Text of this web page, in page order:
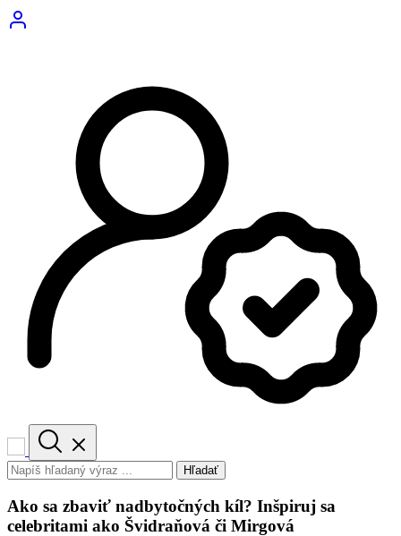
Hľadať
Ako sa zbaviť nadbytočných kíl? Inšpiruj sa
celebritami ako Švidraňová či Mirgová